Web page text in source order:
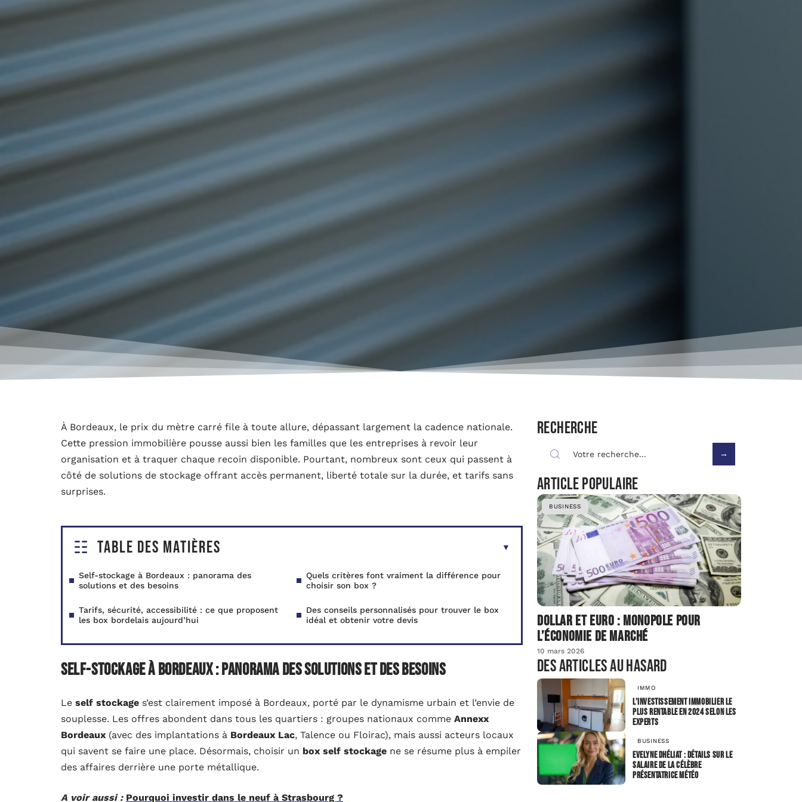
À Bordeaux, le prix du mètre carré file à toute allure, dépassant largement la cadence nationale.
Cette pression immobilière pousse aussi bien les familles que les entreprises à revoir leur
organisation et à traquer chaque recoin disponible. Pourtant, nombreux sont ceux qui passent à
côté de solutions de stockage offrant accès permanent, liberté totale sur la durée, et tarifs sans
surprises.
Table des matières
Self-stockage à Bordeaux : panorama des
solutions et des besoins
Quels critères font vraiment la différence pour
choisir son box ?
Tarifs, sécurité, accessibilité : ce que proposent
les box bordelais aujourd’hui
Des conseils personnalisés pour trouver le box
idéal et obtenir votre devis
Self-stockage à Bordeaux : panorama des solutions et des besoins
Le self stockage s’est clairement imposé à Bordeaux, porté par le dynamisme urbain et l’envie de
souplesse. Les offres abondent dans tous les quartiers : groupes nationaux comme Annexx
Bordeaux (avec des implantations à Bordeaux Lac, Talence ou Floirac), mais aussi acteurs locaux
qui savent se faire une place. Désormais, choisir un box self stockage ne se résume plus à empiler
des affaires derrière une porte métallique.
A voir aussi : Pourquoi investir dans le neuf à Strasbourg ?
Recherche
Article populaire
BUSINESS
Dollar et euro : monopole pour
l’économie de marché
10 mars 2026
Des articles au hasard
IMMO
L’investissement immobilier le
plus rentable en 2024 selon les
experts
BUSINESS
Evelyne Dhéliat : Détails sur le
salaire de la célèbre
présentatrice météo